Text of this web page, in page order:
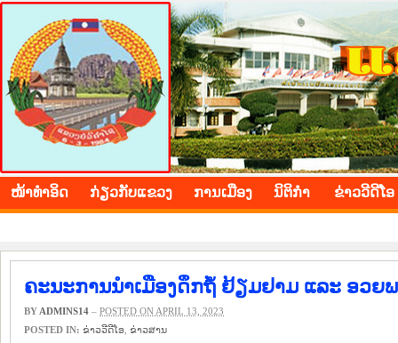
BOLIKHAMXAY PROVINCE
ໜ້າ​ທຳ​ອິດ ​ກ່ຽວ​ກັບ​ແຂວງ ​ການ​ເມືອງ ນິ​ຕິ​ກຳ ຂ່າວ​ວີ​ດີ​ໂອ
ຄະນະການນໍາເມືອງດຶກຖໍ້ ຢ້ຽມຢາມ ແລະ ອວຍ
BY ADMINS14 – POSTED ON APRIL 13, 2023
POSTED IN: ຂ່າວ​ວີ​ດີ​ໂອ ​ຂ່າວ​ສານ